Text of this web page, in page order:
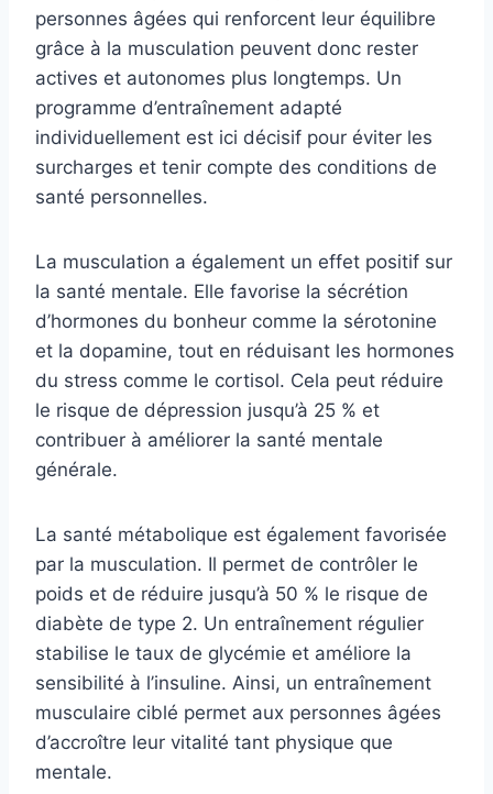
personnes âgées qui renforcent leur équilibre
grâce à la musculation peuvent donc rester
actives et autonomes plus longtemps. Un
programme d’entraînement adapté
individuellement est ici décisif pour éviter les
surcharges et tenir compte des conditions de
santé personnelles.
La musculation a également un effet positif sur
la santé mentale. Elle favorise la sécrétion
d’hormones du bonheur comme la sérotonine
et la dopamine, tout en réduisant les hormones
du stress comme le cortisol. Cela peut réduire
le risque de dépression jusqu’à 25 % et
contribuer à améliorer la santé mentale
générale.
La santé métabolique est également favorisée
par la musculation. Il permet de contrôler le
poids et de réduire jusqu’à 50 % le risque de
diabète de type 2. Un entraînement régulier
stabilise le taux de glycémie et améliore la
sensibilité à l’insuline. Ainsi, un entraînement
musculaire ciblé permet aux personnes âgées
d’accroître leur vitalité tant physique que
mentale.